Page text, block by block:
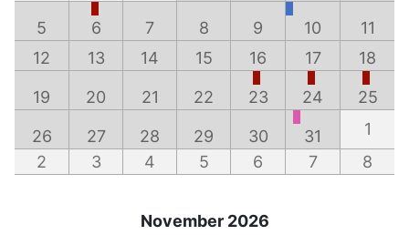
5 6 7 8 9 10
11
12
13 14 15 16 17 18
19 20 21 22 23 24 25
26 27 28 29 30 31
1
2
3 4 5 6 7 8
November 2026